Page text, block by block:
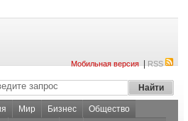
Мобильная версия|RSS
Мир Бизнес
Общество